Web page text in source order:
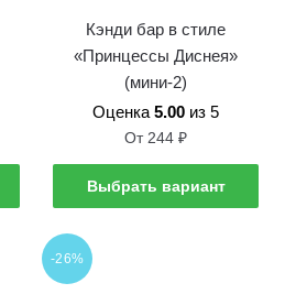
Кэнди бар в стиле
«Принцессы Диснея»
(мини-2)
Оценка5.00 из 5
От244₽
Выбрать вариант
товар
-26%